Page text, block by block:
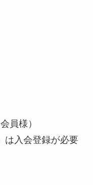
員様）
は入会登録が必要